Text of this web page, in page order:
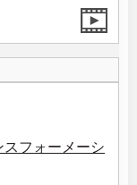
フォーメーシ